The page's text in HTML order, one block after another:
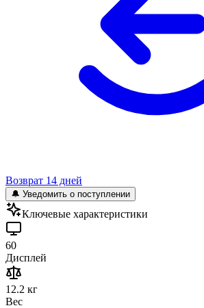
Возврат 14 дней
🔔 Уведомить о поступлении
Ключевые характеристики
60
Дисплей
12.2 кг
Вес